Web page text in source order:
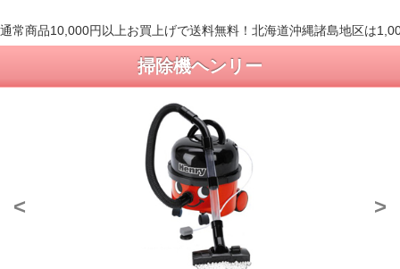
通常商品10,000円以上お買上げで送料無料！北海道沖縄諸島地区は
掃除機ヘンリー
< >